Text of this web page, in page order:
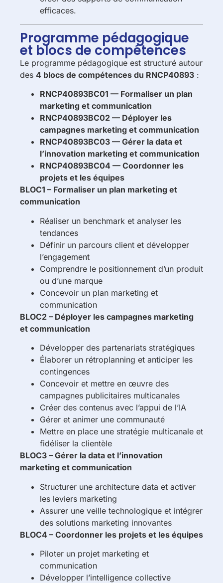
efficaces.
Programme pédagogique
et blocs de compétences
Le programme pédagogique est structuré autour
des 4 blocs de compétences du RNCP40893 :
RNCP40893BC01 — Formaliser un plan
marketing et communication
RNCP40893BC02 — Déployer les
campagnes marketing et communication
RNCP40893BC03 — Gérer la data et
l’innovation marketing et communication
RNCP40893BC04 — Coordonner les
projets et les équipes
BLOC1 – Formaliser un plan marketing et
communication
Réaliser un benchmark et analyser les
tendances
Définir un parcours client et développer
l’engagement
Comprendre le positionnement d’un produit
ou d’une marque
Concevoir un plan marketing et
communication
BLOC2 – Déployer les campagnes marketing
et communication
Développer des partenariats stratégiques
Élaborer un rétroplanning et anticiper les
contingences
Concevoir et mettre en œuvre des
campagnes publicitaires multicanales
Créer des contenus avec l’appui de l’IA
Gérer et animer une communauté
Mettre en place une stratégie multicanale et
fidéliser la clientèle
BLOC3 – Gérer la data et l’innovation
marketing et communication
Structurer une architecture data et activer
les leviers marketing
Assurer une veille technologique et intégrer
des solutions marketing innovantes
BLOC4 – Coordonner les projets et les équipes
Piloter un projet marketing et
communication
Développer l’intelligence collective